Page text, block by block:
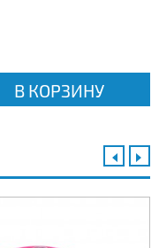
В КОРЗИНУ